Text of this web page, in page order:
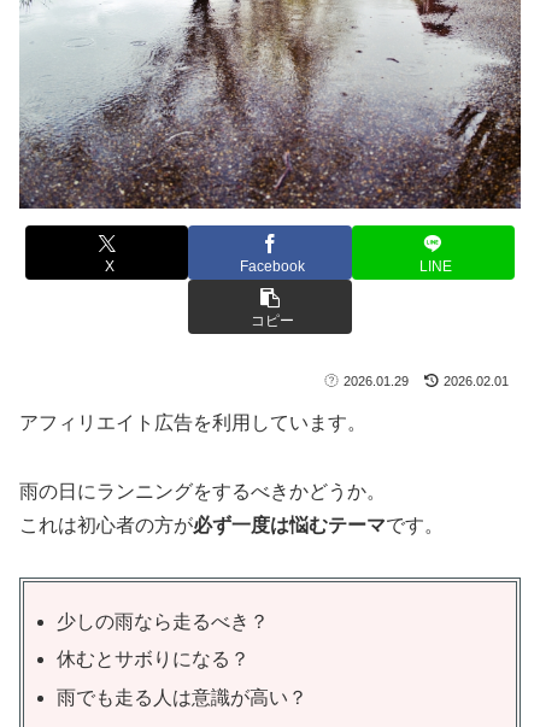
X Facebook LINE
コピー
2026.01.29 2026.02.01
アフィリエイト広告を利用しています。
雨の日にランニングをするべきかどうか。
これは初心者の方が必ず一度は悩むテーマです。
少しの雨なら走るべき？
休むとサボりになる？
雨でも走る人は意識が高い？